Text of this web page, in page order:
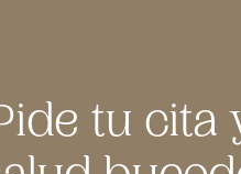
tu cita